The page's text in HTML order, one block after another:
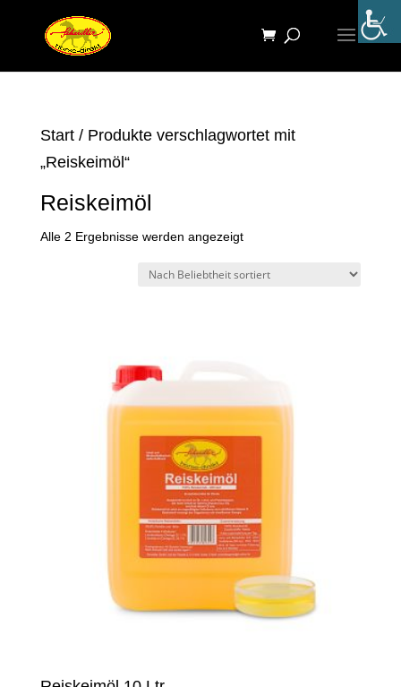
Start/ Produkte verschlagwortet mit
„Reiskeimöl“
Reiskeimöl
Alle 2 Ergebnisse werden angezeigtNach